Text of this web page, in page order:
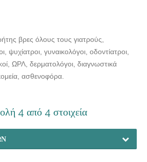
βρες όλους τους γιατρούς,
ψυχίατροι, γυναικολόγοι, οδοντίατροι,
ΩΡΛ, δερματολόγοι, διαγνωστικά
ασθενοφόρα.
4 από 4 στοιχεία